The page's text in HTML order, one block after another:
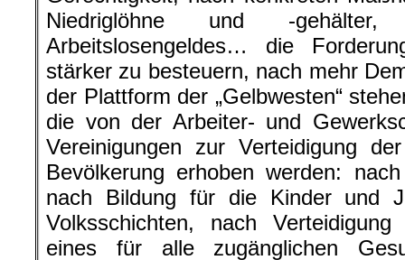
Diese verschiedenen Bewegungen
sondern sie ergänzen sich.
Die Regierung schlägt eine
gewinnen und nur für den Versuch,
zu kommen. Lassen wir ihr diese
Die Bewegung der „gelben
Mobilisierung fortzusetzen.
Die Gewerkschaftsbewegung trifft
CGT aufruft,am kommenden 14.